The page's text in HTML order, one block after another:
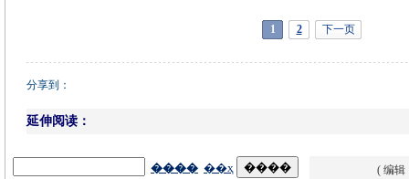
1 2 下一页
分享到：
延伸阅读：
( 编辑